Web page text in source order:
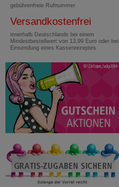
gebührenfreie Rufnummer
Versandkostenfrei
innerhalb Deutschlands bei einem
Mindestbestellwert von 13,99 Euro oder bei
Einsendung eines Kassenrezeptes